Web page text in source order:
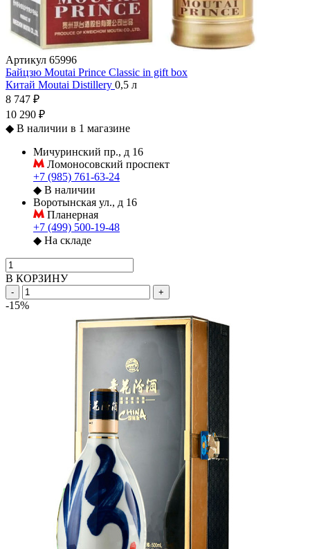
Артикул 65996
Байцзю Moutai Prince Classic in gift box
Китай Moutai Distillery 0,5 л
8 747 ₽
10 290 ₽
◆ В наличии в 1 магазине
Мичуринский пр., д 16
Ломоносовский проспект
+7 (985) 761-63-24
◆ В наличии
Воротынская ул., д 16
Планерная
+7 (499) 500-19-48
◆ На складе
В КОРЗИНУ
- +
-15%